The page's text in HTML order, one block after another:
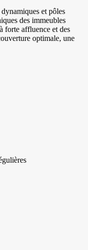
et pôles
des immeubles
forte affluence et des
optimale, une